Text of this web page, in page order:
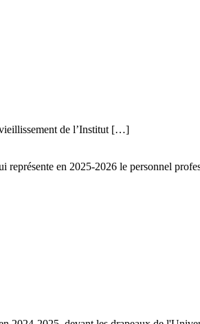
vieillissement de l’Institut […]